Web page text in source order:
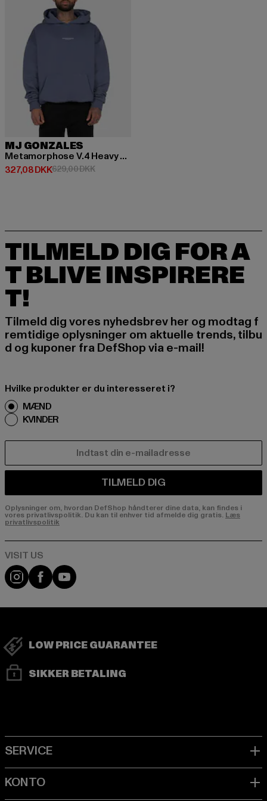
MJ GONZALES
Metamorphose V.4 Heavy Oversized
327,08 DKK
Nuværende pris: 327,08 DKK
629,00 DKKKampagnepris: 629,00 DKK
TILMELD DIG FOR A
T BLIVE INSPIRERE
T!
Tilmeld dig vores nyhedsbrev her og modtag f
remtidige oplysninger om aktuelle trends, tilbu
d og kuponer fra DefShop via e-mail!
Hvilke produkter er du interesseret i?
MÆND
KVINDER
TILMELD DIG
Oplysninger om, hvordan DefShop håndterer dine data, kan findes i
vores privatlivspolitik. Du kan til enhver tid afmelde dig gratis. Læs
privatlivspolitik
Visit our Instagram page:
Visit our Facebook page:
Visit our YouTube channel:
LOW PRICE GUARANTEE
SIKKER BETALING